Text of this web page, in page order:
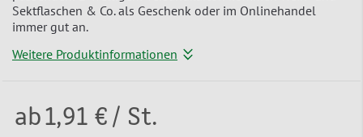
Sektflaschen & Co. als Geschenk oder im Onlinehandel
immer gut an.
Weitere Produktinformationen
ab1,91 € / St.